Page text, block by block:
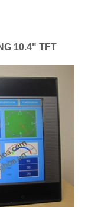
10.4" TFT